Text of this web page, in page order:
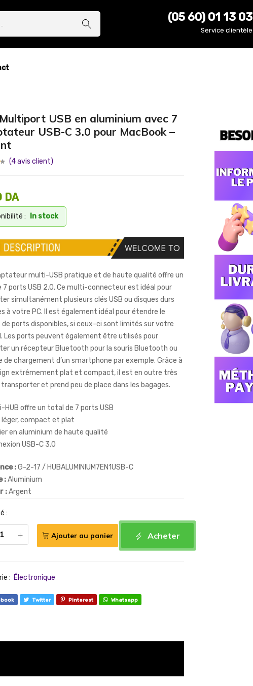
(05 60) 01 13 03
Service clientèle
USB en aluminium avec 7
USB-C 3.0 pour MacBook –
(4avis client)
DA
: In stock
multi-USB pratique et de haute qualité offre un
7 ports USB 2.0. Ce multi-connecteur est idéal pour
simultanément plusieurs clés USB ou disques durs
à votre PC. Il est également idéal pour étendre le
de ports disponibles, si ceux-ci sont limités sur votre
Les ports peuvent également être utilisés pour
un récepteur Bluetooth pour la souris Bluetooth ou
de chargement d’un smartphone par exemple. Grâce à
extrêmement plat et compact, il est en outre très
et prend peu de place dans les bagages.
HUB offre un total de 7 ports USB
léger, compact et plat
en aluminium de haute qualité
USB-C 3.0
:G-2-17 / HUBALUMINIUM7EN1USB-C
:Aluminium
:Argent
:
Acheter
Ajouter au panier
: Électronique
Twitter Pinterest Whatsapp